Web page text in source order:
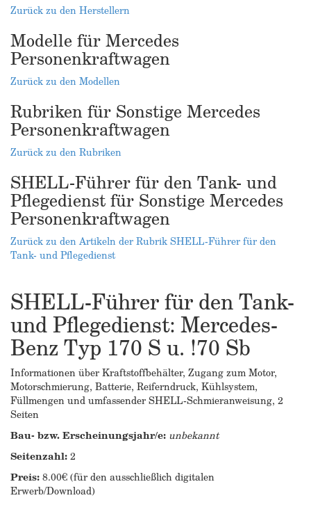
Zurück zu den Herstellern
Modelle für Mercedes
Personenkraftwagen
Zurück zu den Modellen
Rubriken für Sonstige Mercedes
Personenkraftwagen
Zurück zu den Rubriken
SHELL-Führer für den Tank- und
Pflegedienst für Sonstige Mercedes
Personenkraftwagen
Zurück zu den Artikeln der Rubrik SHELL-Führer für den
Tank- und Pflegedienst
SHELL-Führer für den Tank-
und Pflegedienst: Mercedes-
Benz Typ 170 S u. !70 Sb
Informationen über Kraftstoffbehälter, Zugang zum Motor,
Motorschmierung, Batterie, Reiferndruck, Kühlsystem,
Füllmengen und umfassender SHELL-Schmieranweisung, 2
Seiten
Bau- bzw. Erscheinungsjahr/e: unbekannt
Seitenzahl:2
Preis:8.00€ (für den ausschließlich digitalen
Erwerb/Download)